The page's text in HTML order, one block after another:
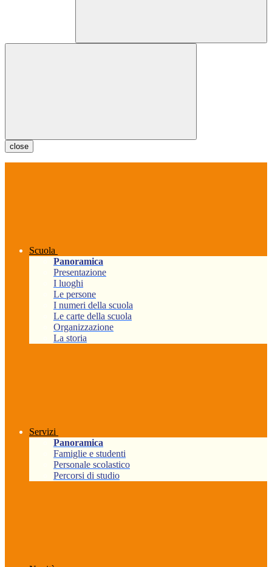
close
Scuola
Panoramica
Presentazione
I luoghi
Le persone
I numeri della scuola
Le carte della scuola
Organizzazione
La storia
Servizi
Panoramica
Famiglie e studenti
Personale scolastico
Percorsi di studio